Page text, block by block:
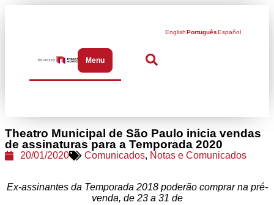
MenuAbrir menu de navegação
EnglishPortuguêsEspañol
Theatro Municipal de São Paulo inicia vendas
de assinaturas para a Temporada 2020
20/01/2020 Comunicados, Notas e Comunicados
Ex-assinantes da Temporada 2018 poderão comprar na pré-
venda, de 23 a 31 de